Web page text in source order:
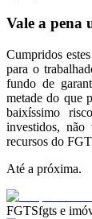
Vale a pena
Cumpridos
para o
fundo de
metade do que
baixíssimo
investidos, não
recursos do
Até a próxima.
FGTSfgts e